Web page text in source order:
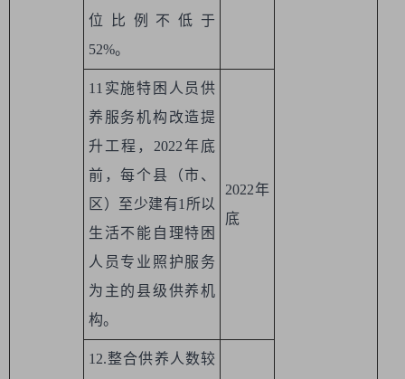
位比例不低于
52%。
11实施特困人员供
养服务机构改造提
升工程，2022年底
前，每个县（市、
区）至少建有1所以
生活不能自理特困
人员专业照护服务
为主的县级供养机
构。
2022年
底
12.整合供养人数较